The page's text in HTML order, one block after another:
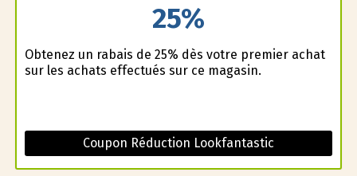
25%
Obtenez un rabais de 25% dès votre premier achat
sur les achats effectués sur ce magasin.
Coupon Réduction Lookfantastic